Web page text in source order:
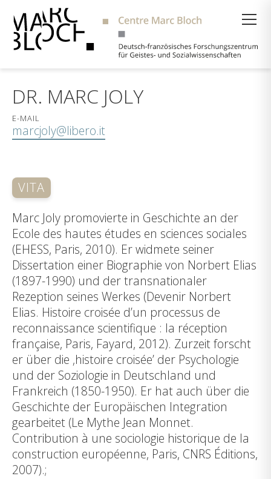
DR. MARC JOLY
E-MAIL
marcjoly@libero.it
VITA
Marc Joly promovierte in Geschichte an der
Ecole des hautes études en sciences sociales
(EHESS, Paris, 2010). Er widmete seiner
Dissertation einer Biographie von Norbert Elias
(1897-1990) und der transnationaler
Rezeption seines Werkes (Devenir Norbert
Elias. Histoire croisée d’un processus de
reconnaissance scientifique : la réception
française, Paris, Fayard, 2012). Zurzeit forscht
er über die ‚histoire croisée’ der Psychologie
und der Soziologie in Deutschland und
Frankreich (1850-1950). Er hat auch über die
Geschichte der Europäischen Integration
gearbeitet (Le Mythe Jean Monnet.
Contribution à une sociologie historique de la
construction européenne, Paris, CNRS Éditions,
2007).;